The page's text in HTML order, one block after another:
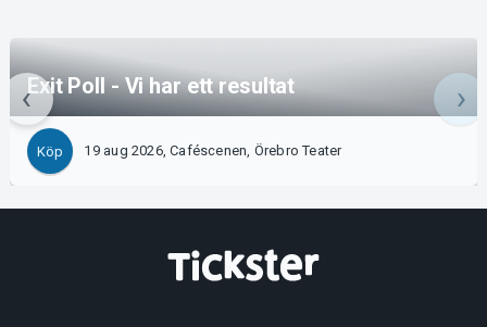
Exit Poll - Vi har ett resultat
Köp 19 aug 2026, Caféscenen, Örebro Teater